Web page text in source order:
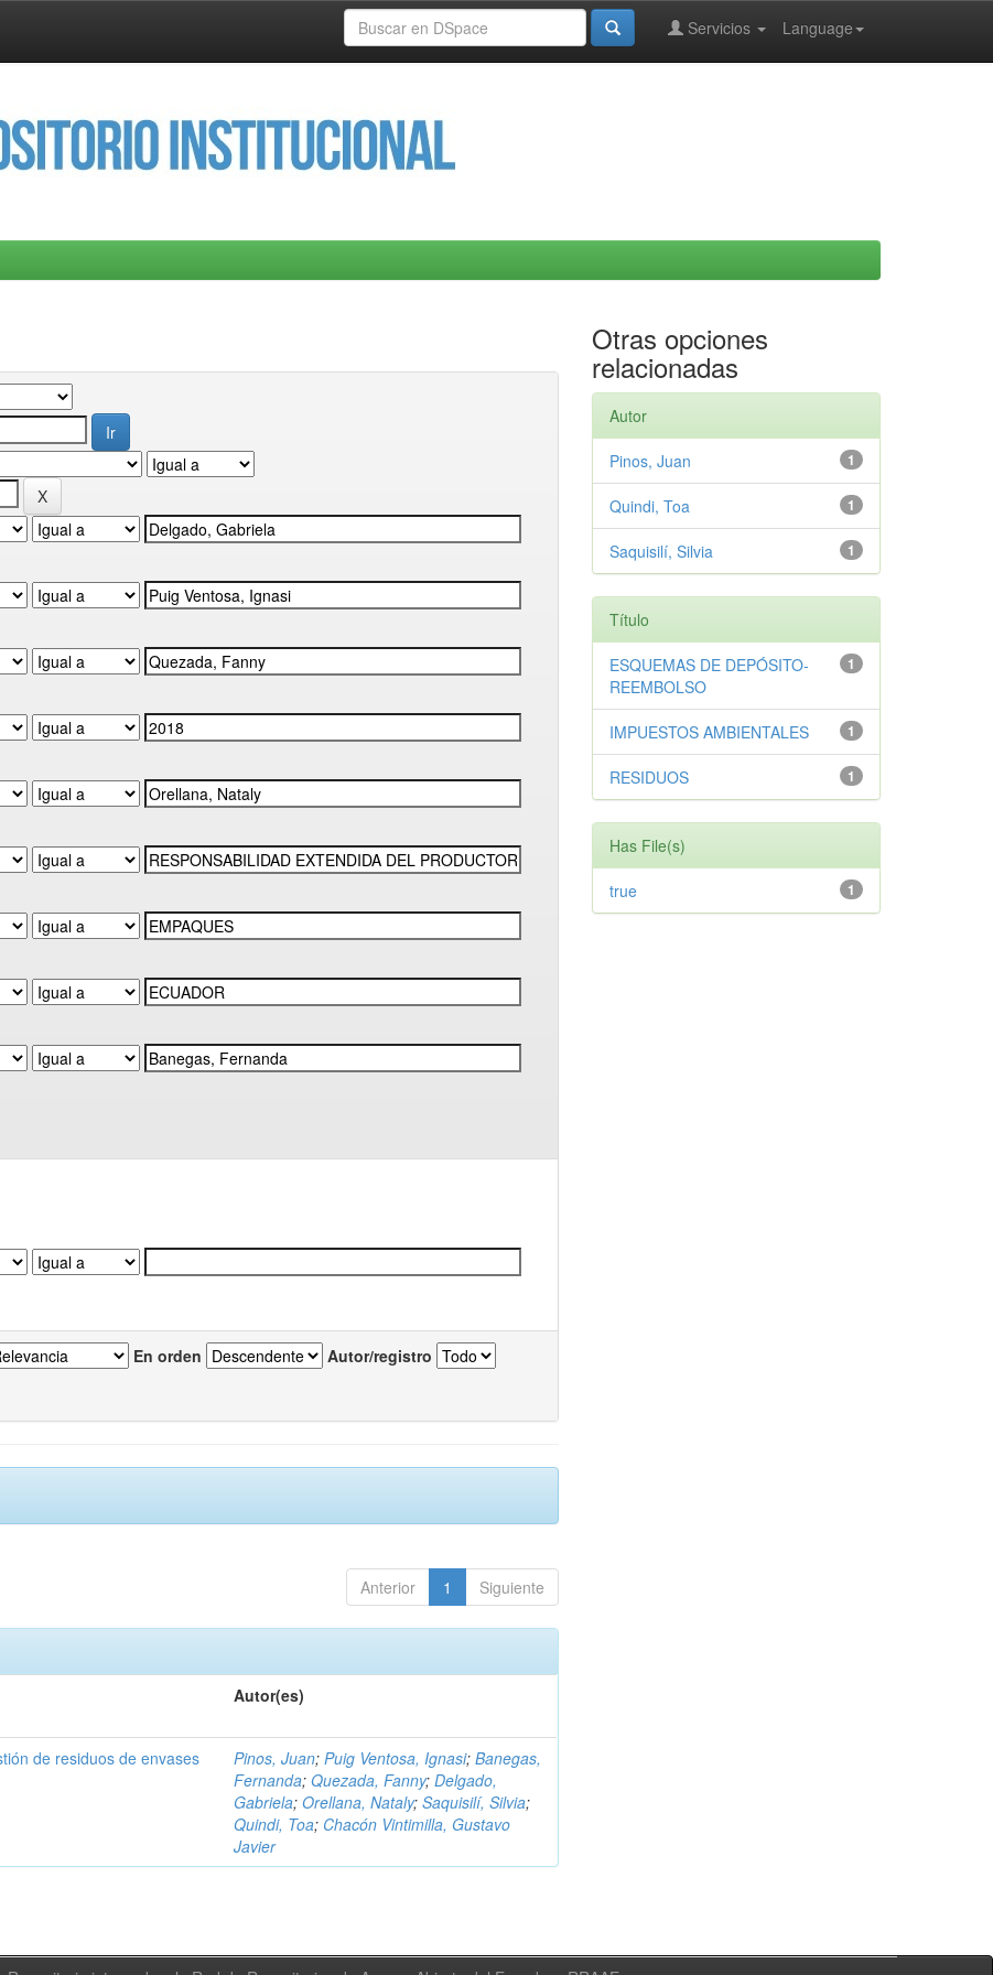
Language
Servicios
En orden Autor/registro
Anterior 1 Siguiente
Autor(es)
de residuos de envases
Pinos, Juan;Puig Ventosa, Ignasi;Banegas,
Fernanda;Quezada, Fanny;Delgado,
Gabriela;Orellana, Nataly;Saquisilí, Silvia;
Quindi, Toa; Chacón Vintimilla, Gustavo
Javier
Otras opciones
relacionadas
Autor
1
Pinos, Juan
1
Quindi, Toa
1
Saquisilí, Silvia
Título
1
ESQUEMAS DE DEPÓSITO-
REEMBOLSO
1
IMPUESTOS AMBIENTALES
1
RESIDUOS
Has File(s)
1
true